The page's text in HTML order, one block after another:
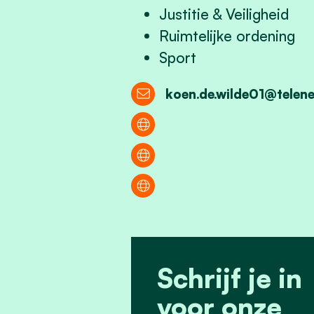
Justitie & Veiligheid
Ruimtelijke ordening
Sport
Schrijf je in
voor onze